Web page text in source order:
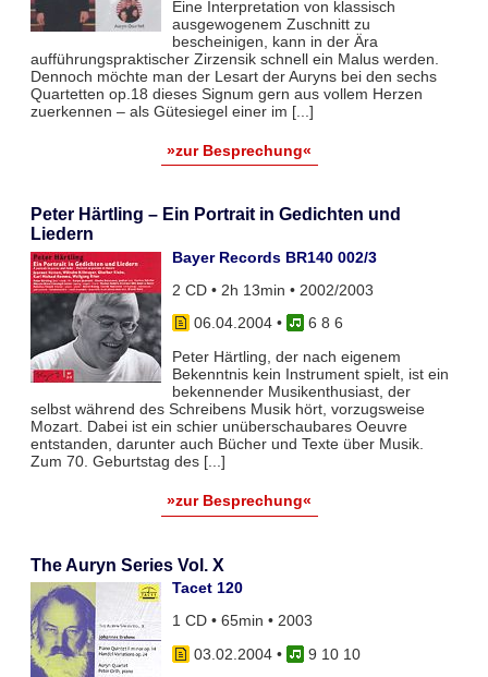
Eine Interpretation von klassisch
ausgewogenem Zuschnitt zu
bescheinigen, kann in der Ära
aufführungspraktischer Zirzensik schnell ein Malus werden.
Dennoch möchte man der Lesart der Auryns bei den sechs
Quartetten op.18 dieses Signum gern aus vollem Herzen
zuerkennen – als Gütesiegel einer im [...]
»zur Besprechung«
Peter Härtling – Ein Portrait in Gedichten und
Liedern
Bayer Records BR140 002/3
2 CD • 2h 13min • 2002/2003
06.04.2004•
6 8 6
Peter Härtling, der nach eigenem
Bekenntnis kein Instrument spielt, ist ein
bekennender Musikenthusiast, der
selbst während des Schreibens Musik hört, vorzugsweise
Mozart. Dabei ist ein schier unüberschaubares Oeuvre
entstanden, darunter auch Bücher und Texte über Musik.
Zum 70. Geburtstag des [...]
»zur Besprechung«
The Auryn Series Vol. X
Tacet 120
1 CD • 65min • 2003
03.02.2004•
9 10 10